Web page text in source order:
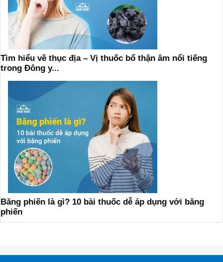
Tìm hiểu về thục địa – Vị thuốc bổ thận âm nổi tiếng
trong Đông y...
Băng phiến là gì? 10 bài thuốc dễ áp dụng với băng
phiến